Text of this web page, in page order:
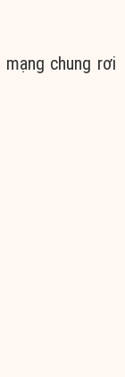
mạng chung rơi